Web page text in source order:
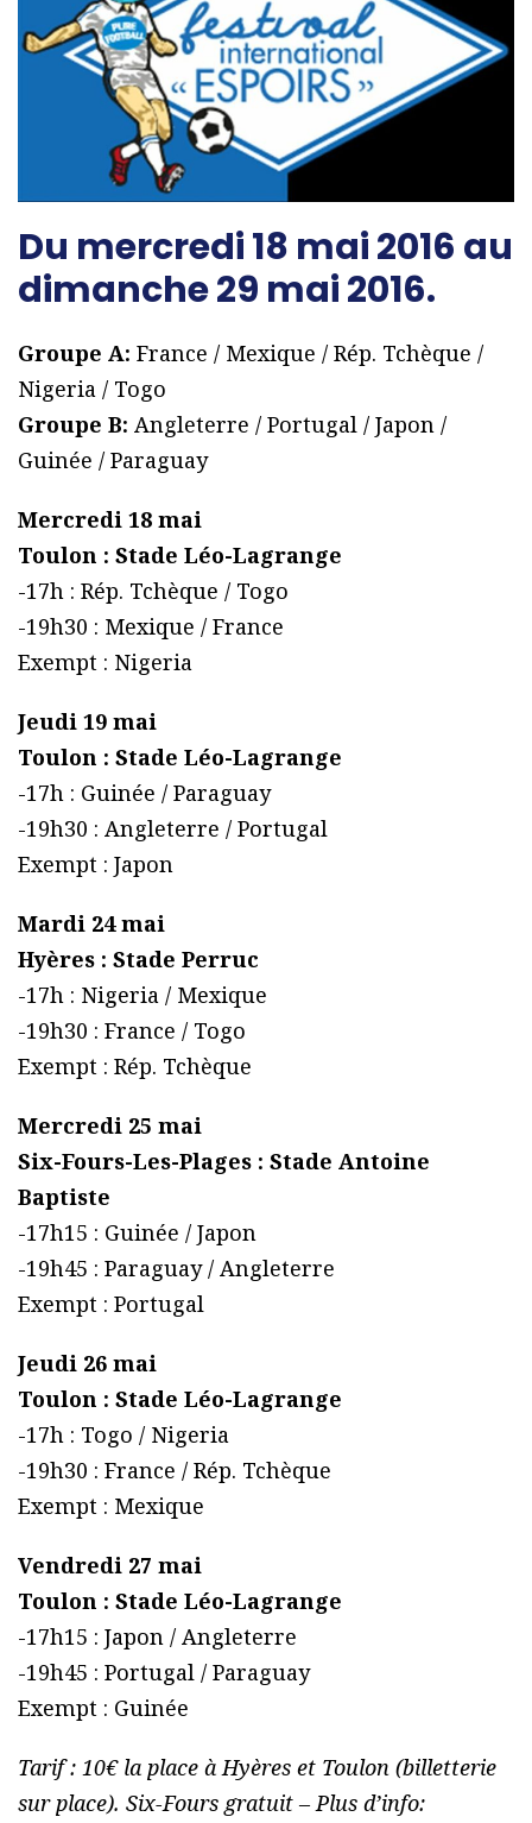
Du mercredi 18 mai 2016 au
dimanche 29 mai 2016.
Groupe A: France / Mexique / Rép. Tchèque /
Nigeria / Togo
Groupe B: Angleterre / Portugal / Japon /
Guinée / Paraguay
Mercredi 18 mai
Toulon : Stade Léo-Lagrange
-17h : Rép. Tchèque / Togo
-19h30 : Mexique / France
Exempt : Nigeria
Jeudi 19 mai
Toulon : Stade Léo-Lagrange
-17h : Guinée / Paraguay
-19h30 : Angleterre / Portugal
Exempt : Japon
Mardi 24 mai
Hyères : Stade Perruc
-17h : Nigeria / Mexique
-19h30 : France / Togo
Exempt : Rép. Tchèque
Mercredi 25 mai
Six-Fours-Les-Plages : Stade Antoine
Baptiste
-17h15 : Guinée / Japon
-19h45 : Paraguay / Angleterre
Exempt : Portugal
Jeudi 26 mai
Toulon : Stade Léo-Lagrange
-17h : Togo / Nigeria
-19h30 : France / Rép. Tchèque
Exempt : Mexique
Vendredi 27 mai
Toulon : Stade Léo-Lagrange
-17h15 : Japon / Angleterre
-19h45 : Portugal / Paraguay
Exempt : Guinée
Tarif : 10€ la place à Hyères et Toulon (billetterie
sur place). Six-Fours gratuit – Plus d’info: